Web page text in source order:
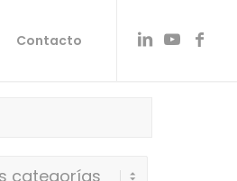
Contacto